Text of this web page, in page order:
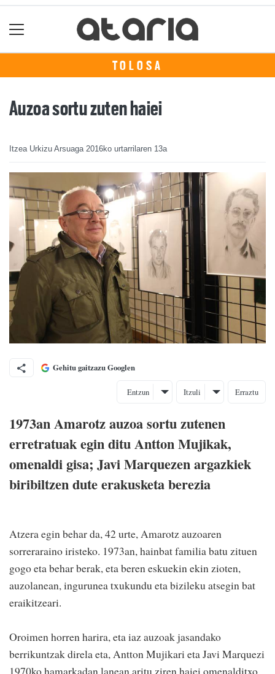
TOLOSA
Auzoa sortu zuten haiei
Itzea Urkizu Arsuaga 2016ko urtarrilaren 13a
Gehitu gaitzazu Googlen
Entzun Itzuli Erraztu
1973an Amarotz auzoa sortu zutenen
erretratuak egin ditu Antton Mujikak,
omenaldi gisa; Javi Marquezen argazkiek
biribiltzen dute erakusketa berezia
Atzera egin behar da, 42 urte, Amarotz auzoaren
sorreraraino iristeko. 1973an, hainbat familia batu zituen
gogo eta behar berak, eta beren eskuekin ekin zioten,
auzolanean, ingurunea txukundu eta bizileku atsegin bat
eraikitzeari.
Oroimen horren harira, eta iaz auzoak jasandako
berrikuntzak direla eta, Antton Mujikari eta Javi Marquezi
1970ko hamarkadan lanean aritu ziren haiei omenalditxo